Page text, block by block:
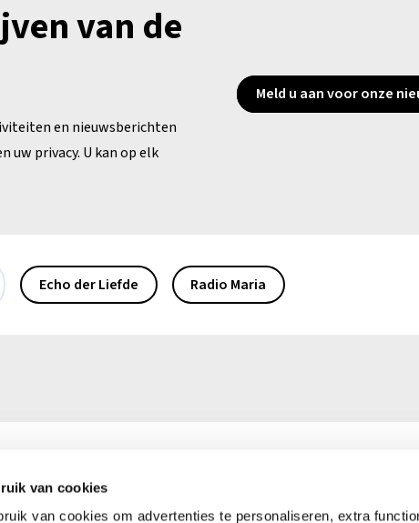
van cookies
van cookies om advertenties te personaliseren, extra
van de
en nieuwsberichten
uw privacy. U kan op elk
Meld u aan voor onze
Echo der Liefde Radio Maria
39 50 50